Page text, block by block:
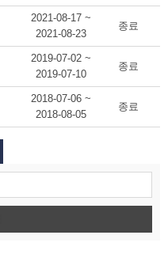
2021-08-17 ~
2021-08-23
종료
2019-07-02 ~
2019-07-10
종료
2018-07-06 ~
2018-08-05
종료